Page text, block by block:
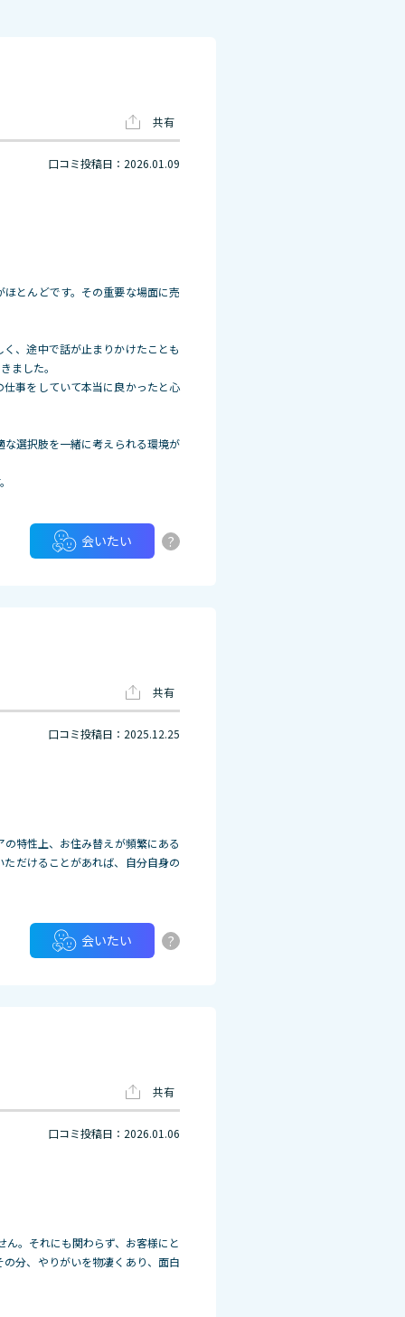
共有
口コミ投稿日：2026.01.09
とんどです。その重要な場面に売
、途中で話が止まりかけたことも
ました。
事をしていて本当に良かったと心
選択肢を一緒に考えられる環境が
会いたい ?
共有
口コミ投稿日：2025.12.25
特性上、お住み替えが頻繁にある
だけることがあれば、自分自身の
会いたい ?
共有
口コミ投稿日：2026.01.06
。それにも関わらず、お客様にと
分、やりがいを物凄くあり、面白